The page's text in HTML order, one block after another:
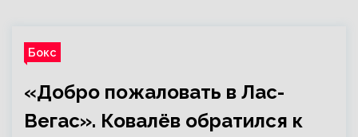
Бокс
«Добро пожаловать в Лас-
Вегас». Ковалёв обратился к